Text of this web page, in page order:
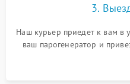
3.
Наш курьер приедет к вам в
ваш парогенератор и